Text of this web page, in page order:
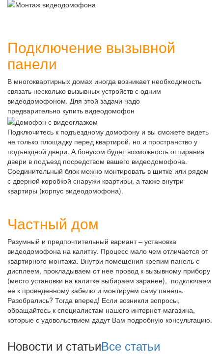
Подключение вызывной
панели
В многоквартирных домах иногда возникает необходимость
связать несколько вызывных устройств с одним
видеодомофоном. Для этой задачи надо
предварительно купить видеодомофон
Подключитесь к подъездному домофону и вы сможете видеть
не только площадку перед квартирой, но и пространство у
подъездной двери. А бонусом будет возможность отпирания
двери в подъезд посредством вашего видеодомофона.
Соединительный блок можно монтировать в щитке или рядом
с дверной коробкой снаружи квартиры, а также внутри
квартиры (корпус видеодомофона).
Частный дом
Разумный и предпочтительный вариант – установка
видеодомофона на калитку. Процесс мало чем отличается от
квартирного монтажа. Внутри помещения крепим панель с
дисплеем, прокладываем от нее провод к вызывному прибору
(место установки на калитке выбираем заранее), подключаем
ее к проведенному кабелю и монтируем саму панель.
Разобрались? Тогда вперед! Если возникли вопросы,
обращайтесь к специалистам нашего интернет-магазина,
которые с удовольствием дадут Вам подробную консультацию.
Новости и статьиВсе статьи